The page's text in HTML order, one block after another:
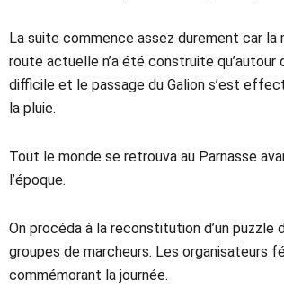
La suite commence assez durement car la
route actuelle n’a été construite
difficile et le passage du Galion s’est
la pluie.
Tout le monde se retrouva au Parnasse
l’époque.
On procéda à la reconstitution d’un
groupes de marcheurs. Les
commémorant la journée.